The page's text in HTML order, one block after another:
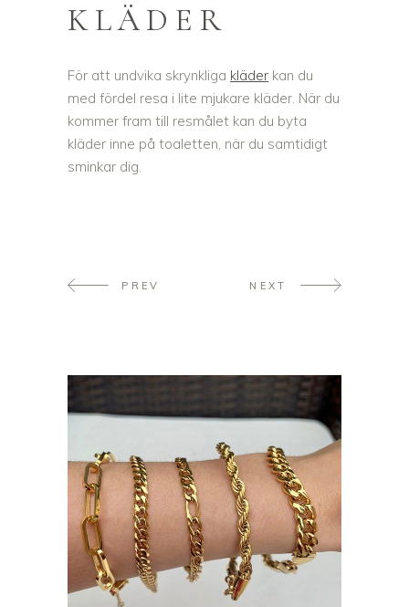
KLÄDER
För att undvika skrynkliga kläder kan du
med fördel resa i lite mjukare kläder. När du
kommer fram till resmålet kan du byta
kläder inne på toaletten, när du samtidigt
sminkar dig.
PREV NEXT